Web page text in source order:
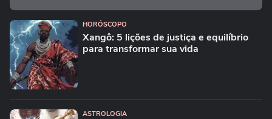
HORÓSCOPO
Xangô: 5 lições de justiça e equilíbrio
para transformar sua vida
ASTROLOGIA